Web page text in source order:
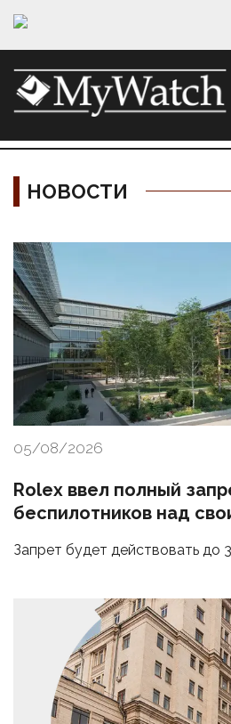
НОВОСТИ
Материалы
05/08/2026
Rolex ввел полный
беспилотников над
Запрет будет действовать до